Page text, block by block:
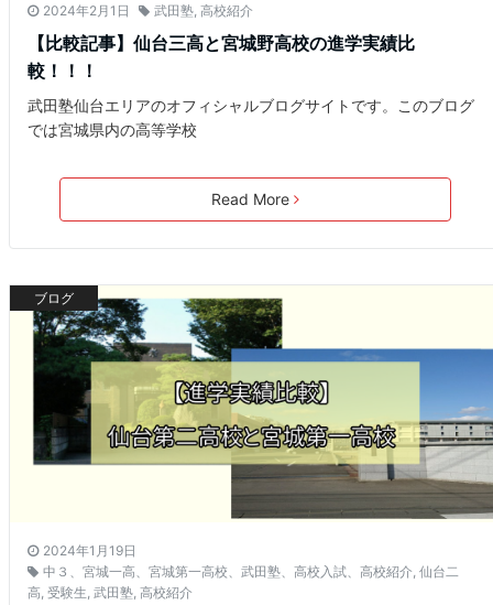
2024年2月1日 武田塾 高校紹介
【比較記事】仙台三高と宮城野高校の進学実績比
較！！！
武田塾仙台エリアのオフィシャルブログサイトです。このブログ
では宮城県内の高等学校
Read More
ブログ
2024年1月19日
中３、宮城一高、宮城第一高校、武田塾、高校入試、高校紹介 仙台二
高 受験生 武田塾 高校紹介